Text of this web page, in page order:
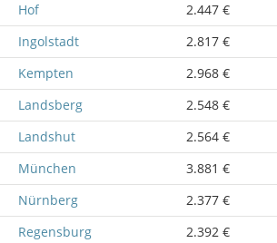
Hof
2.447 €
Ingolstadt
2.817 €
Kempten
2.968 €
Landsberg
2.548 €
Landshut
2.564 €
München
3.881 €
Nürnberg
2.377 €
Regensburg
2.392 €